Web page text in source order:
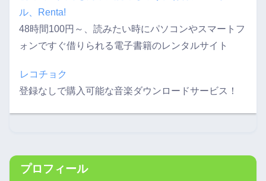
ル、Renta!
48時間100円～、読みたい時にパソコンやスマートフ
ォンですぐ借りられる電子書籍のレンタルサイト
レコチョク
登録なしで購入可能な音楽ダウンロードサービス！
プロフィール